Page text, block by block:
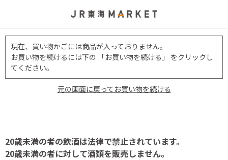
現在、買い物かごには商品が入っておりません。
お買い物を続けるには下の 「お買い物を続ける」 をクリックし
てください。
元の画面に戻ってお買い物を続ける
20歳未満の者の飲酒は法律で禁止されています。
20歳未満の者に対して酒類を販売しません。